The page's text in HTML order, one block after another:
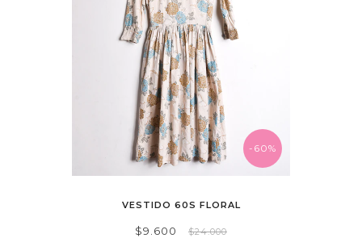
-60%
VESTIDO 60S FLORAL
$9.600 $24.000